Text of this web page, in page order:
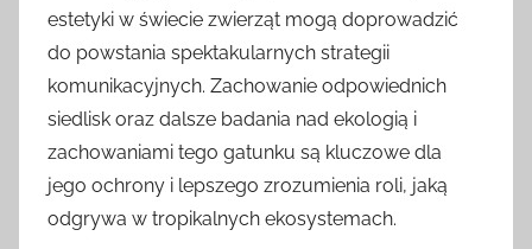
estetyki w świecie zwierząt mogą doprowadzić
do powstania spektakularnych strategii
komunikacyjnych. Zachowanie odpowiednich
siedlisk oraz dalsze badania nad ekologią i
zachowaniami tego gatunku są kluczowe dla
jego ochrony i lepszego zrozumienia roli, jaką
odgrywa w tropikalnych ekosystemach.